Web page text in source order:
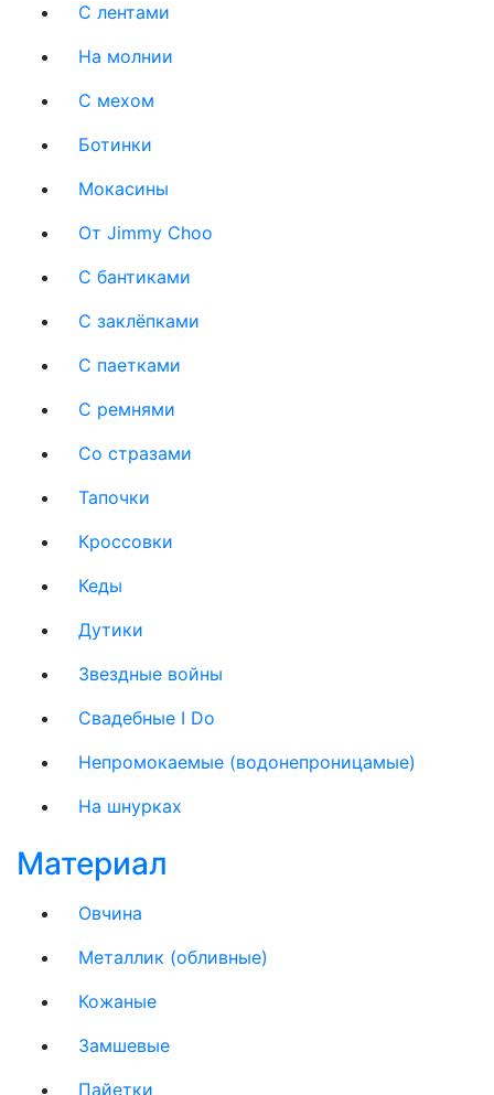
С лентами
На молнии
C мехом
Ботинки
Мокасины
От Jimmy Choo
С бантиками
С заклёпками
С паетками
С ремнями
Со стразами
Тапочки
Кроссовки
Кеды
Дутики
Звездные войны
Свадебные I Do
Непромокаемые (водонепроницамые)
На шнурках
Материал
Овчина
Металлик (обливные)
Кожаные
Замшевые
Пайетки